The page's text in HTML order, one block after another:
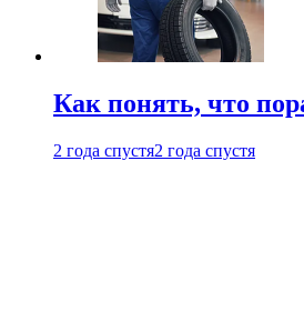
Как понять, что
2 года спустя2 года спустя